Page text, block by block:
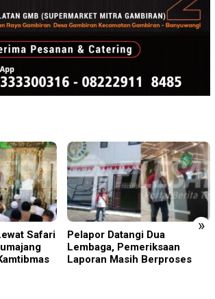
»
Blitaria Expo 2026
Memperingati HUT RI Ke 81
Dan Hari Jadi Ke 702